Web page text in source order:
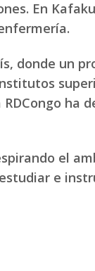
En
donde un
ha
el
e